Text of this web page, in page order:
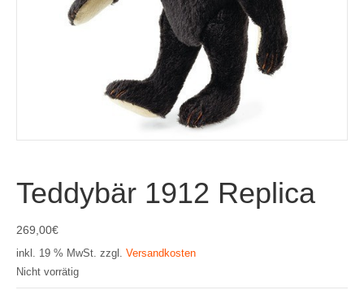
Teddybär 1912 Replica
269,00€
inkl. 19 % MwSt. zzgl. Versandkosten
Nicht vorrätig